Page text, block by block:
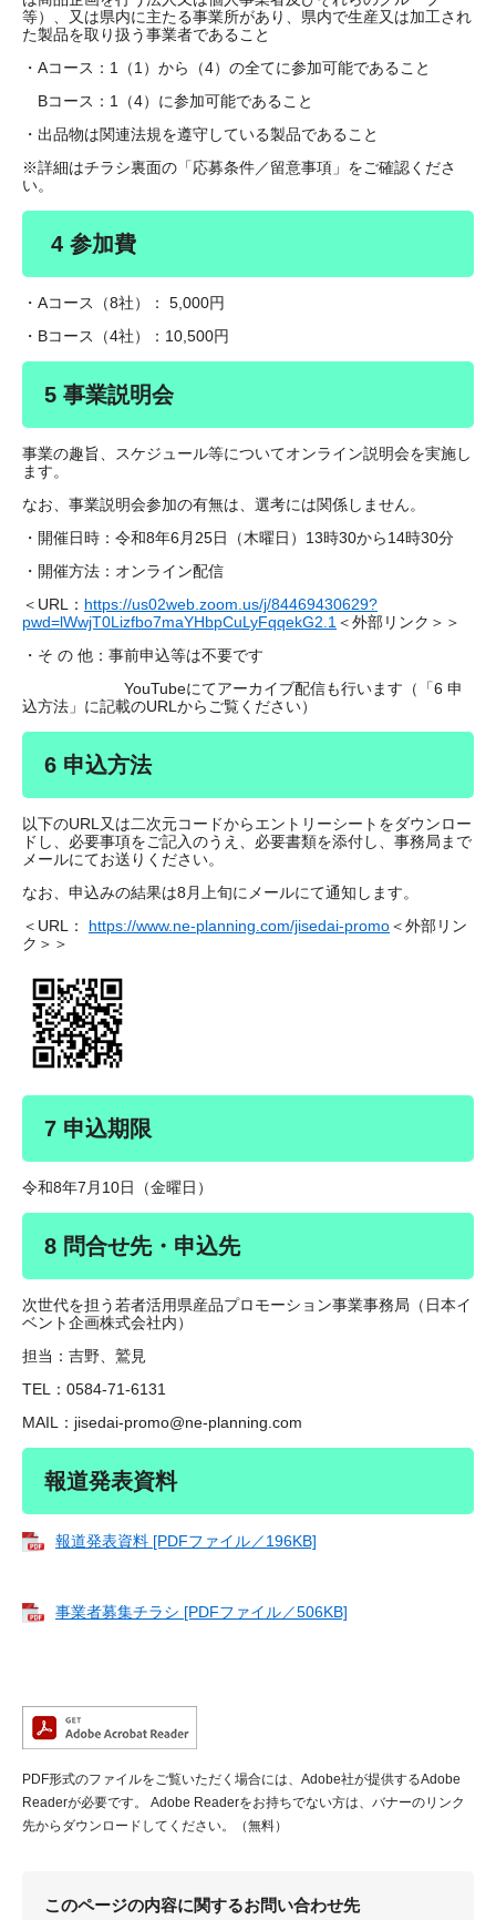
等）、又は県内に主たる事業所があり、県内で生産又は加工され
た製品を取り扱う事業者であること
・Aコース：1（1）から（4）の全てに参加可能であること
Bコース：1（4）に参加可能であること
・出品物は関連法規を遵守している製品であること
※詳細はチラシ裏面の「応募条件／留意事項」をご確認くださ
い。
4 参加費
・Aコース（8社）： 5,000円
・Bコース（4社）：10,500円
5 事業説明会
事業の趣旨、スケジュール等についてオンライン説明会を実施し
ます。
なお、事業説明会参加の有無は、選考には関係しません。
・開催日時：令和8年6月25日（木曜日）13時30から14時30分
・開催方法：オンライン配信
＜URL： https://us02web.zoom.us/j/84469430629?
pwd=lWwjT0Lizfbo7maYHbpCuLyFqqekG2.1＜外部リンク＞ ＞
・そ の 他：事前申込等は不要です
YouTubeにてアーカイブ配信も行います（「6 申
込方法」に記載のURLからご覧ください）
6 申込方法
以下のURL又は二次元コードからエントリーシートをダウンロー
ドし、必要事項をご記入のうえ、必要書類を添付し、事務局まで
メールにてお送りください。
なお、申込みの結果は8月上旬にメールにて通知します。
＜URL： https://www.ne-planning.com/jisedai-promo＜外部リン
ク＞ ＞
7 申込期限
令和8年7月10日（金曜日）
8 問合せ先・申込先
次世代を担う若者活用県産品プロモーション事業事務局（日本イ
ベント企画株式会社内）
担当：吉野、鷲見
TEL：0584-71-6131
MAIL：jisedai-promo@ne-planning.com
報道発表資料
報道発表資料 [PDFファイル／196KB]
事業者募集チラシ [PDFファイル／506KB]
PDF形式のファイルをご覧いただく場合には、Adobe社が提供するAdobe
Readerが必要です。
Adobe Readerをお持ちでない方は、バナーのリンク
先からダウンロードしてください。（無料）
このページの内容に関するお問い合わせ先